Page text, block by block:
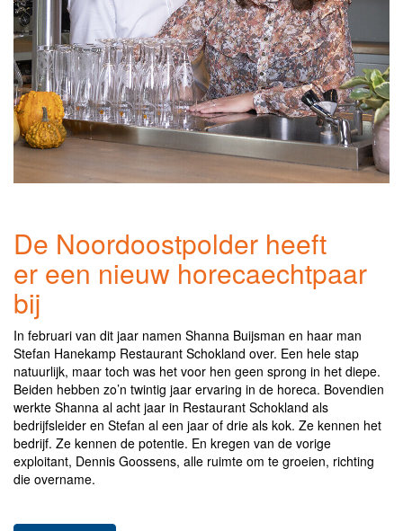
De Noordoostpolder heeft
er een nieuw horecaechtpaar
bij
In februari van dit jaar namen Shanna Buijsman en haar man
Stefan Hanekamp Restaurant Schokland over. Een hele stap
natuurlijk, maar toch was het voor hen geen sprong in het diepe.
Beiden hebben zo’n twintig jaar ervaring in de horeca. Bovendien
werkte Shanna al acht jaar in Restaurant Schokland als
bedrijfsleider en Stefan al een jaar of drie als kok. Ze kennen het
bedrijf. Ze kennen de potentie. En kregen van de vorige
exploitant, Dennis Goossens, alle ruimte om te groeien, richting
die overname.